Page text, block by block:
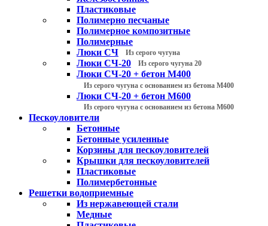
Пластиковые
Полимерно песчаные
Полимерное композитные
Полимерные
Люки СЧ
Из серого чугуна
Люки СЧ-20 Из серого чугуна 20
Люки СЧ-20 + бетон М400
Из серого чугуна с основанием из бетона М400
Люки СЧ-20 + бетон М600
Из серого чугуна с основанием из бетона М600
Пескоуловители
Бетонные
Бетонные усиленные
Корзины для пескоуловителей
Крышки для пескоуловителей
Пластиковые
Полимербетонные
Решетки водоприемные
Из нержавеющей стали
Медные